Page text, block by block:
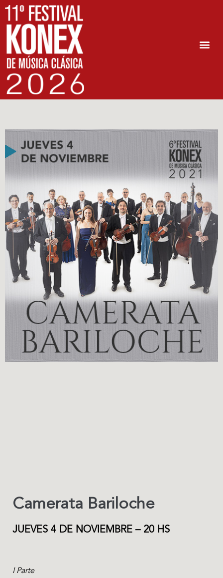
Camerata Bariloche
JUEVES 4 DE NOVIEMBRE – 20 HS
I Parte